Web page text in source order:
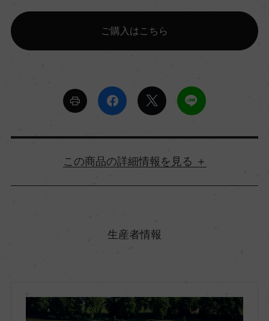
ご購入はこちら
詳細情報
生産者情報